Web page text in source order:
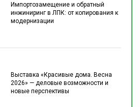
Импортозамещение и обратный
инжиниринг в ЛПК: от копирования к
модернизации
Выставка «Красивые дома. Весна
2026» — деловые возможности и
новые перспективы